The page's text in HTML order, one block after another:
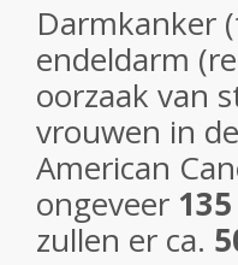
Darmkanker
endeldarm
oorzaak van
vrouwen in
American
ongeveer
zullen er ca.